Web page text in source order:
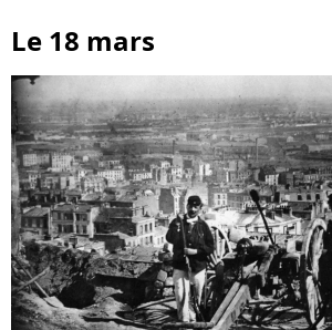
Le 18 mars